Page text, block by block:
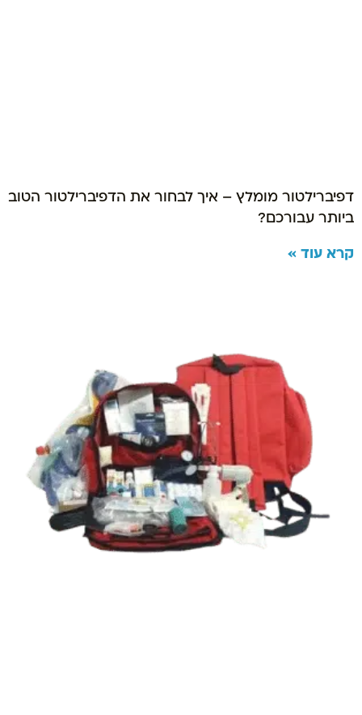
דפיברילטור מומלץ – איך לבחור את הדפיברילטור הטוב
ביותר עבורכם?
קרא עוד »